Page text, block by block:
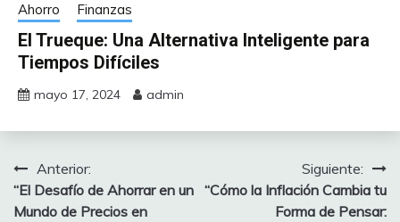
Ahorro Finanzas
El Trueque: Una Alternativa Inteligente para
Tiempos Difíciles
mayo 17, 2024 admin
Navegación
de
Anterior:
“El Desafío de Ahorrar en un
Mundo de Precios en
Siguiente:
“Cómo la Inflación Cambia tu
Forma de Pensar: